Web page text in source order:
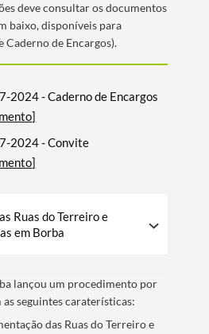
deve consultar os documentos
baixo, disponí­veis para
Caderno de Encargos).
2024 - Caderno de Encargos
2024 - Convite
Ruas do Terreiro e
em Borba
lançou um procedimento por
seguintes caraterí­sticas:
das Ruas do Terreiro e